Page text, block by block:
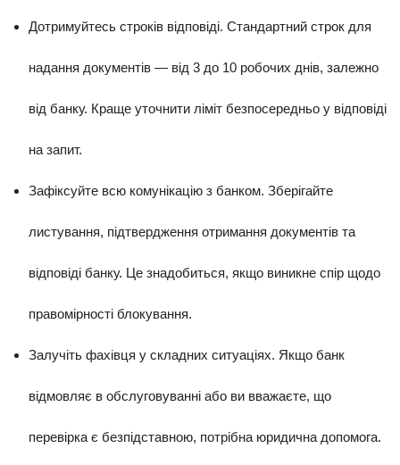
Дотримуйтесь строків відповіді. Стандартний строк для
надання документів — від 3 до 10 робочих днів, залежно
від банку. Краще уточнити ліміт безпосередньо у відповіді
на запит.
Зафіксуйте всю комунікацію з банком. Зберігайте
листування, підтвердження отримання документів та
відповіді банку. Це знадобиться, якщо виникне спір щодо
правомірності блокування.
Залучіть фахівця у складних ситуаціях. Якщо банк
відмовляє в обслуговуванні або ви вважаєте, що
перевірка є безпідставною, потрібна юридична допомога.